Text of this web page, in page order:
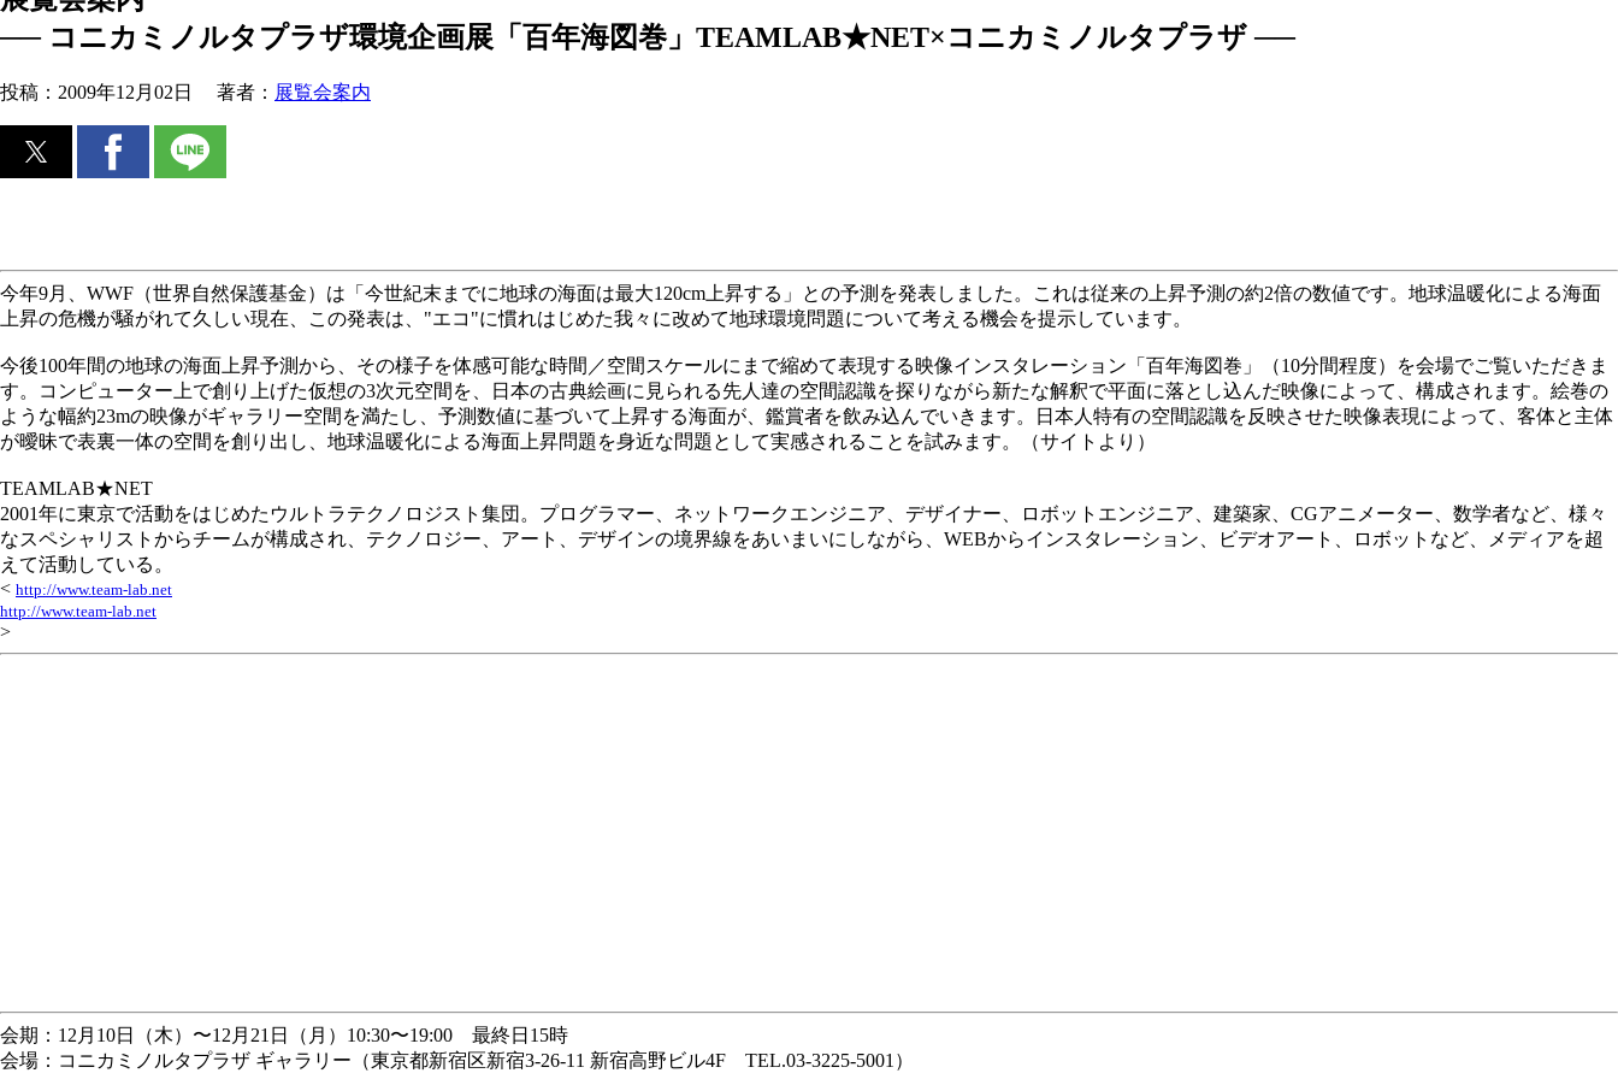
── コニカミノルタプラザ環境企画展「百年海図巻」TEAMLAB★NET×コニカミノルタプラザ ──
投稿： 2009年12月02日 著者： 展覧会案内
今年9月、WWF（世界自然保護基金）は「今世紀末までに地球の海面は最大120cm上昇する」との予測を発表しました。これは従来の上昇予測の約2倍の数値です。地球温暖化による海面
上昇の危機が騒がれて久しい現在、この発表は、"エコ"に慣れはじめた我々に改めて地球環境問題について考える機会を提示しています。
今後100年間の地球の海面上昇予測から、その様子を体感可能な時間／空間スケールにまで縮めて表現する映像インスタレーション「百年海図巻」（10分間程度）を会場でご覧いただきま
す。コンピューター上で創り上げた仮想の3次元空間を、日本の古典絵画に見られる先人達の空間認識を探りながら新たな解釈で平面に落とし込んだ映像によって、構成されます。絵巻の
ような幅約23mの映像がギャラリー空間を満たし、予測数値に基づいて上昇する海面が、鑑賞者を飲み込んでいきます。日本人特有の空間認識を反映させた映像表現によって、客体と主体
が曖昧で表裏一体の空間を創り出し、地球温暖化による海面上昇問題を身近な問題として実感されることを試みます。（サイトより）
TEAMLAB★NET
2001年に東京で活動をはじめたウルトラテクノロジスト集団。プログラマー、ネットワークエンジニア、デザイナー、ロボットエンジニア、建築家、CGアニメーター、数学者など、様々
なスペシャリストからチームが構成され、テクノロジー、アート、デザインの境界線をあいまいにしながら、WEBからインスタレーション、ビデオアート、ロボットなど、メディアを超
えて活動している。
< http://www.team-lab.net
http://www.team-lab.net
>
会期：12月10日（木）〜12月21日（月）10:30〜19:00 最終日15時
会場：コニカミノルタプラザ ギャラリー（東京都新宿区新宿3-26-11 新宿高野ビル4F TEL.03-3225-5001）